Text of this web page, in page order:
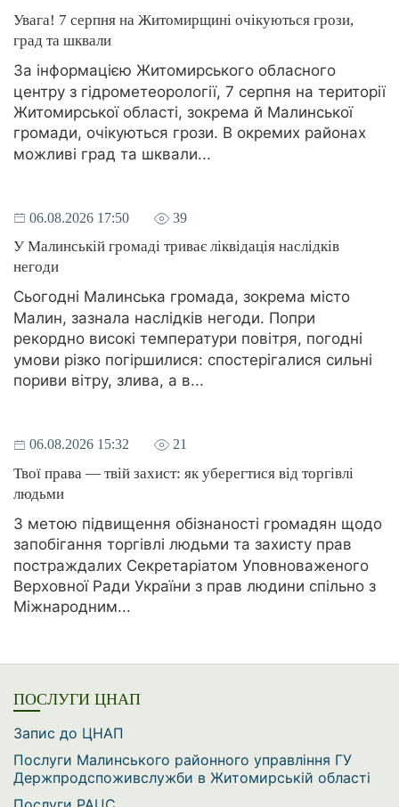
Увага! 7 серпня на Житомирщині очікуються грози,
град та шквали
За інформацією Житомирського обласного
центру з гідрометеорології, 7 серпня на території
Житомирської області, зокрема й Малинської
громади, очікуються грози. В окремих районах
можливі град та шквали...
06.08.2026 17:50 39
У Малинській громаді триває ліквідація наслідків
негоди
Сьогодні Малинська громада, зокрема місто
Малин, зазнала наслідків негоди. Попри
рекордно високі температури повітря, погодні
умови різко погіршилися: спостерігалися сильні
пориви вітру, злива, а в...
06.08.2026 15:32 21
Твої права — твій захист: як уберегтися від торгівлі
людьми
З метою підвищення обізнаності громадян щодо
запобігання торгівлі людьми та захисту прав
постраждалих Секретаріатом Уповноваженого
Верховної Ради України з прав людини спільно з
Міжнародним...
ПОСЛУГИ ЦНАП
Запис до ЦНАП
Послуги Малинського районного управління ГУ
Держпродспоживслужби в Житомирській області